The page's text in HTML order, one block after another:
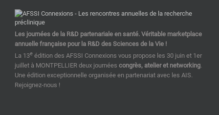
Les journées de la R&D partenariale en santé. Véritable marketplace
annuelle française pour la R&D des Sciences de la Vie !
La 13e édition des AFSSI Connexions vous propose les 30 juin et 1er
juillet à MONTPELLIER deux journées congrès, atelier et networking.
Une édition exceptionnelle organisée en partenariat avec les AIS.
Rejoignez-nous !